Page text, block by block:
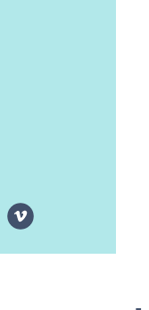
vimeo